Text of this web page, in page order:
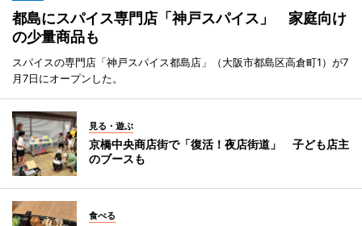
都島にスパイス専門店「神戸スパイス」 家庭向け
の少量商品も
スパイスの専門店「神戸スパイス都島店」（大阪市都島区高倉町1）が7
月7日にオープンした。
見る・遊ぶ
京橋中央商店街で「復活！夜店街道」 子ども店主
のブースも
食べる